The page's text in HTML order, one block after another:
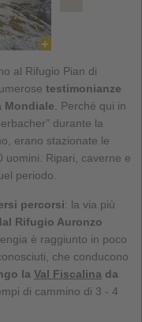
al Rifugio Pian di
testimonianze
Mondiale . Perché qui in
durante la
erano stazionate le
uomini. Ripari, caverne e
periodo.
percorsi: la via più
Rifugio Auronzo
è raggiunto in poco
che conducono
la Val Fiscalina da
di cammino di 3 - 4